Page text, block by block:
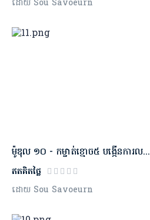
ដោយ Sou Savoeurn
ម៉ូឌុល​ ១០ - កម្ចាត់ខ្មោច៥ បង្កើនការល...
ឥតគិតថ្លៃ
ដោយ Sou Savoeurn